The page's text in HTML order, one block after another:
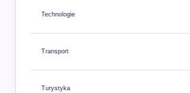
Technologie
Transport
Turystyka